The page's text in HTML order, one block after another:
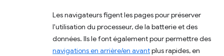
Les navigateurs figent les pages pour préserver
l'utilisation du processeur, de la batterie et des
données. Ils le font également pour permettre des
navigations en arrière/en avantplus rapides, en